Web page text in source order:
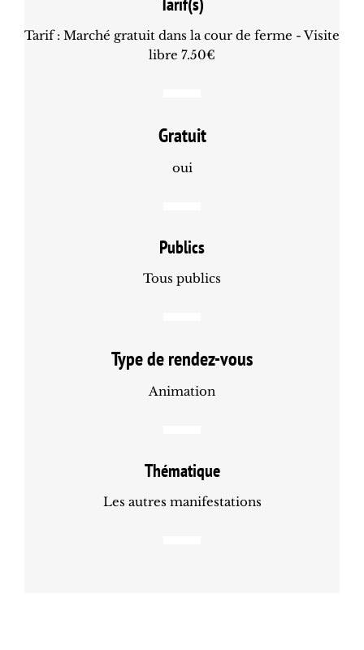
Tarif : Marché gratuit dans la cour de ferme - Visite
libre 7.50€
Gratuit
oui
Publics
Tous publics
Type de rendez-vous
Animation
Thématique
Les autres manifestations